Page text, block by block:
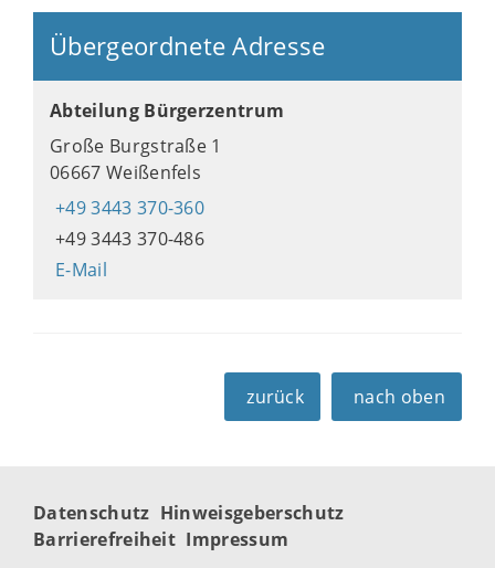
Übergeordnete Adresse
Abteilung Bürgerzentrum
Große Burgstraße 1
06667 Weißenfels
+49 3443 370-360
+49 3443 370-486
E-Mail
zurück nach oben
Datenschutz Hinweisgeberschutz
Barrierefreiheit Impressum